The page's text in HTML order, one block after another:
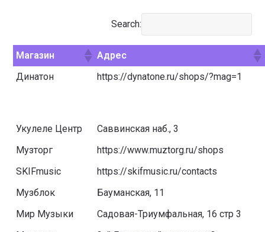
Search:
Магазин
Адрес
Динатон
https://dynatone.ru/shops/?mag=1
Укулеле Центр
Саввинская наб., 3
Музторг
https://www.muztorg.ru/shops
SKIFmusic
https://skifmusic.ru/contacts
Музблок
Бауманская, 11
Мир Музыки
Садовая-Триумфальная, 16 стр 3